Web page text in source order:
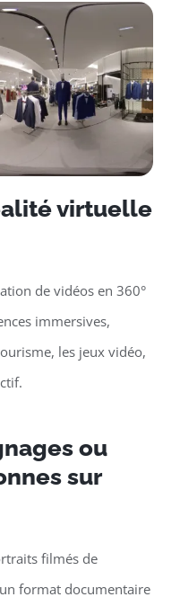
virtuelle
de vidéos en 360°
immersives,
les jeux vidéo,
ou
sur
filmés de
format documentaire